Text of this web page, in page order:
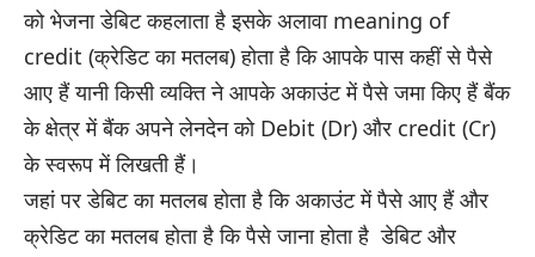
को भेजना डेबिट कहलाता है इसके अलावा meaning of
credit (क्रेडिट का मतलब) होता है कि आपके पास कहीं से पैसे
आए हैं यानी किसी व्यक्ति ने आपके अकाउंट में पैसे जमा किए हैं बैंक
के क्षेत्र में बैंक अपने लेनदेन को Debit (Dr) और credit (Cr)
के स्वरूप में लिखती हैं।
जहां पर डेबिट का मतलब होता है कि अकाउंट में पैसे आए हैं और
क्रेडिट का मतलब होता है कि पैसे जाना होता है डेबिट और